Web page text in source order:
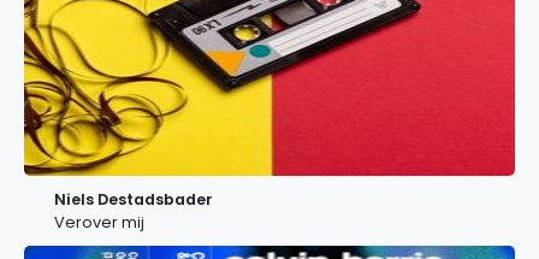
Niels Destadsbader
Verover mij